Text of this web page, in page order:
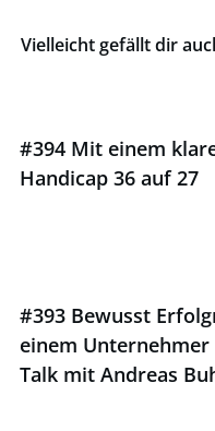
Vielleicht gefällt dir
#394 Mit einem
Handicap 36 auf 27
#393 Bewusst
einem
Talk mit Andreas